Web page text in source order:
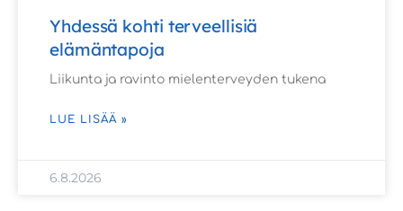
Yhdessä kohti terveellisiä
elämäntapoja
Liikunta ja ravinto mielenterveyden tukena
LUE LISÄÄ »
6.8.2026